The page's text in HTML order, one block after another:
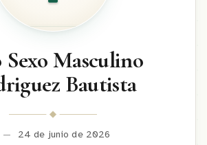
Sexo Masculino
Bautista
— 24 de junio de 2026